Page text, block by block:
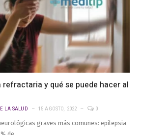
refractaria y qué se puede hacer al
LA SALUD 15 AGOSTO, 2022 0
graves más comunes: epilepsia